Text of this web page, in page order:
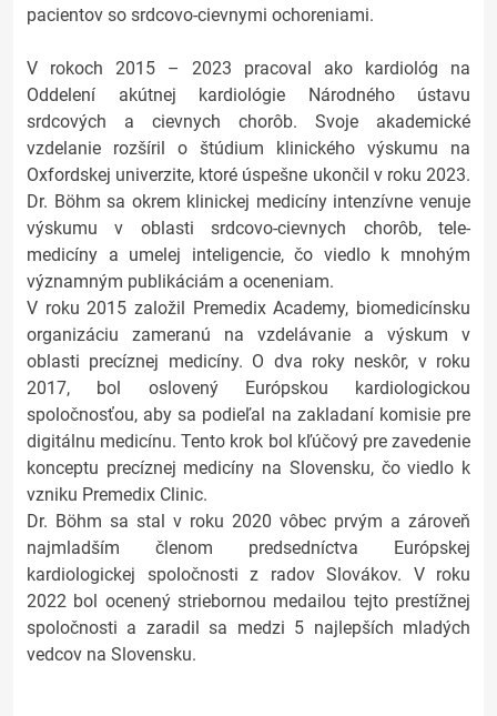
pacientov so srdcovo-cievnymi ochoreniami.
V rokoch 2015 – 2023 pracoval ako kardiológ na
Oddelení akútnej kardiológie Národného ústavu
srdcových a cievnych chorôb. Svoje akademické
vzdelanie rozšíril o štúdium klinického výskumu na
Oxfordskej univerzite, ktoré úspešne ukončil v roku 2023.
Dr. Böhm sa okrem klinickej medicíny intenzívne venuje
výskumu v oblasti srdcovo-cievnych chorôb, tele-
medicíny a umelej inteligencie, čo viedlo k mnohým
významným publikáciám a oceneniam.
V roku 2015 založil Premedix Academy, biomedicínsku
organizáciu zameranú na vzdelávanie a výskum v
oblasti precíznej medicíny. O dva roky neskôr, v roku
2017, bol oslovený Európskou kardiologickou
spoločnosťou, aby sa podieľal na zakladaní komisie pre
digitálnu medicínu. Tento krok bol kľúčový pre zavedenie
konceptu precíznej medicíny na Slovensku, čo viedlo k
vzniku Premedix Clinic.
Dr. Böhm sa stal v roku 2020 vôbec prvým a zároveň
najmladším členom predsedníctva Európskej
kardiologickej spoločnosti z radov Slovákov. V roku
2022 bol ocenený striebornou medailou tejto prestížnej
spoločnosti a zaradil sa medzi 5 najlepších mladých
vedcov na Slovensku.